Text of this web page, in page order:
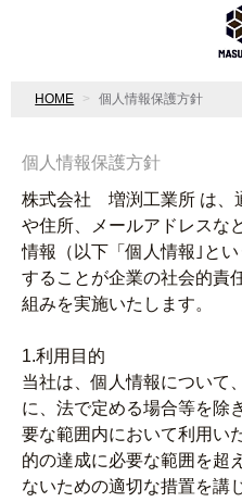
HOME 個人情報保護方針
個人情報保護方針
株式会社 増渕工業所 は、
や住所、メールアドレスな
情報（以下「個人情報｣と
することが企業の社会的責
組みを実施いたします。
1.利用目的
当社は、個人情報について
に、法で定める場合等を除
要な範囲内において利用い
的の達成に必要な範囲を超
ないための適切な措置を講